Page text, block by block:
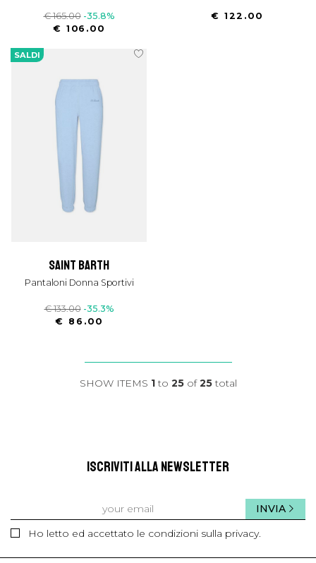
€ 165.00 -35.8%
€ 106.00
€ 122.00
SALDI
saint barth
Pantaloni Donna Sportivi
€ 133.00 -35.3%
€ 86.00
SHOW ITEMS 1to 25of25total
ISCRIVITI ALLA NEWSLETTER
Ho letto ed accettato le condizioni sulla privacy.
INVIA